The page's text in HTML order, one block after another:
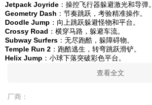
Jetpack Joyride ：操控飞行器躲避激光和导弹。
Geometry Dash ：节奏跳跃，考验精准操作。
Doodle Jump ：向上跳跃躲避怪物和平台。
Crossy Road ：横穿马路，躲避车流。
Subway Surfers ：无尽跑酷，躲障碍物。
Temple Run 2 ：跑酷逃生，转弯跳跃滑铲。
Helix Jump ：小球下落突破彩色平台。
查看全文
厂商：